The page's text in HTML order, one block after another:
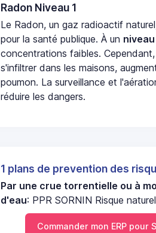
Radon Niveau 1
Le Radon, un gaz radioactif
pour la santé publique. À un niveau
concentrations faibles.
s'infiltrer dans les maisons,
poumon. La surveillance et
réduire les dangers.
1 plans de prevention des
Par une crue torrentielle ou à
d'eau: PPR SORNIN Risque naturel
Commander mon ERP pour